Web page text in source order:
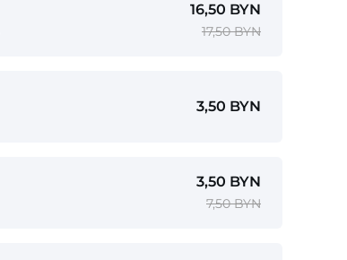
16,50 BYN
17,50 BYN
3,50 BYN
3,50 BYN
7,50 BYN